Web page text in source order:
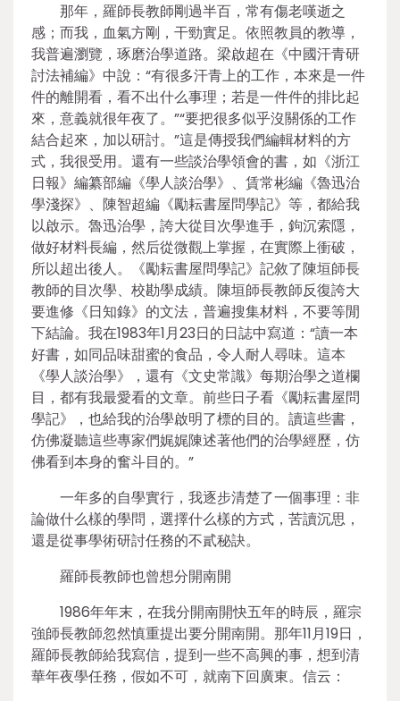
那年，羅師長教師剛過半百，常有傷老嘆逝之
感；而我，血氣方剛，干勁實足。依照教員的教導，
我普遍瀏覽，琢磨治學道路。梁啟超在《中國汗青研
討法補編》中說：“有很多汗青上的工作，本來是一件
件的離開看，看不出什么事理；若是一件件的排比起
來，意義就很年夜了。”“要把很多似乎沒關係的工作
結合起來，加以研討。”這是傳授我們編輯材料的方
式，我很受用。還有一些談治學領會的書，如《浙江
日報》編纂部編《學人談治學》、賃常彬編《魯迅治
學淺探》、陳智超編《勵耘書屋問學記》等，都給我
以啟示。魯迅治學，誇大從目次學進手，鉤沉索隱，
做好材料長編，然后從微觀上掌握，在實際上衝破，
所以超出後人。《勵耘書屋問學記》記敘了陳垣師長
教師的目次學、校勘學成績。陳垣師長教師反復誇大
要進修《日知錄》的文法，普遍搜集材料，不要等閒
下結論。我在1983年1月23日的日誌中寫道：“讀一本
好書，如同品味甜蜜的食品，令人耐人尋味。這本
《學人談治學》，還有《文史常識》每期治學之道欄
目，都有我最愛看的文章。前些日子看《勵耘書屋問
學記》，也給我的治學啟明了標的目的。讀這些書，
仿佛凝聽這些專家們娓娓陳述著他們的治學經歷，仿
佛看到本身的奮斗目的。”
一年多的自學實行，我逐步清楚了一個事理：非
論做什么樣的學問，選擇什么樣的方式，苦讀沉思，
還是從事學術研討任務的不貳秘訣。
羅師長教師也曾想分開南開
1986年年末，在我分開南開快五年的時辰，羅宗
強師長教師忽然慎重提出要分開南開。那年11月19日，
羅師長教師給我寫信，提到一些不高興的事，想到清
華年夜學任務，假如不可，就南下回廣東。信云：